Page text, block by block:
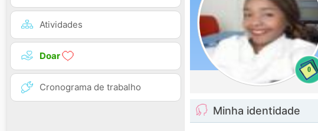
Atividades
Doar
Cronograma de trabalho
0
Minha identidade